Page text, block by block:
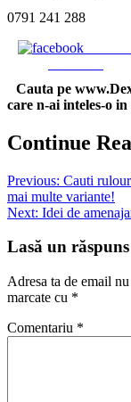
0791 241 288
Cauta pe
care n-ai inteles-o
Continue
Previous: Cauti
mai multe variante!
Next: Idei de
Lasă un răspuns
Adresa ta de email
marcate cu *
Comentariu *